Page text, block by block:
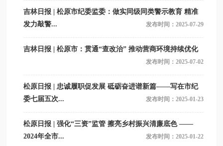
吉林日报 | 松原市纪委监委：做实同级同类警示教育 精准
发力敲警...
发布时间：2025-07-29
吉林日报 | 松原市：贯通“查改治” 推动营商环境持续优化
发布时间：2025-07-02
松原日报 | 忠诚履职促发展 砥砺奋进谱新篇——写在市纪
委七届五次...
发布时间：2025-01-23
松原日报 | 强化“三资”监管 擦亮乡村振兴清廉底色 ——
2024年全市...
发布时间：2025-01-22